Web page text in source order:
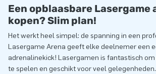
Een opblaasbare Lasergame
kopen? Slim plan!
Het werkt heel simpel: de spanning in een
Lasergame Arena geeft elke deelnemer een
adrenalinekick! Lasergamen is fantastisch
te spelen en geschikt voor veel